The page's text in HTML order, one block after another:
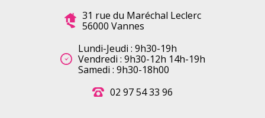
31 rue du Maréchal Leclerc
56000 Vannes
Lundi-Jeudi : 9h30-19h
Vendredi : 9h30-12h 14h-19h
Samedi : 9h30-18h00
02 97 54 33 96